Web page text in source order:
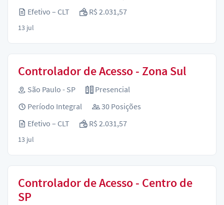
Efetivo – CLT
R$ 2.031,57
13 jul
Controlador de Acesso - Zona Sul
São Paulo - SP
Presencial
Período Integral
30 Posições
Efetivo – CLT
R$ 2.031,57
13 jul
Controlador de Acesso - Centro de
SP